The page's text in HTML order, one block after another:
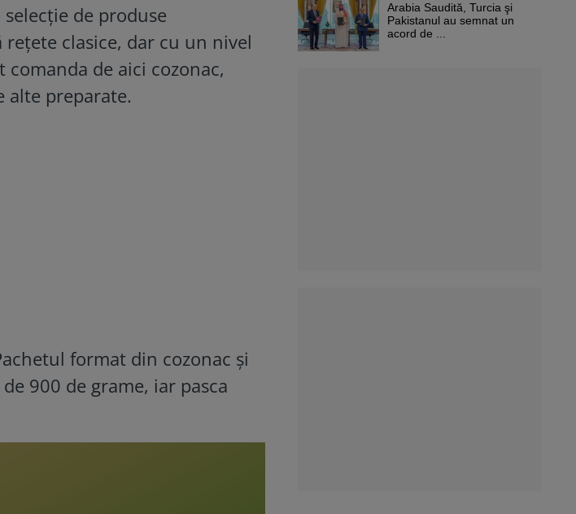
de produse
clasice, dar cu un nivel
de aici cozonac,
alte preparate.
format din cozonac și
900 de grame, iar pasca
Arabia Saudită, Turcia şi
Pakistanul au semnat un
acord de ...